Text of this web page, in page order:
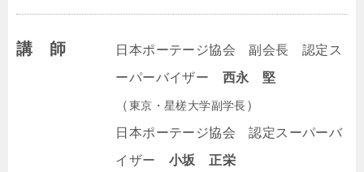
講 師
日本ポーテージ協会 副会長 認定ス
ーパーバイザー 西永 堅
（東京・星槎大学副学長）
日本ポーテージ協会 認定スーパーバ
イザー 小坂 正栄